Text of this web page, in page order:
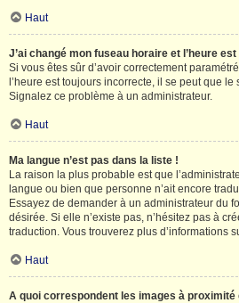
Haut
J’ai changé mon fuseau horaire et l’heure
Si vous êtes sûr d’avoir correctement
l’heure est toujours incorrecte, il se peut que le
Signalez ce problème à un administrateur.
Haut
Ma langue n’est pas dans la liste !
La raison la plus probable est que
langue ou bien que personne n’ait encore
Essayez de demander à un administrateur du
désirée. Si elle n’existe pas, n’hésitez pas à
traduction. Vous trouverez plus d’informations
Haut
A quoi correspondent les images à proximité